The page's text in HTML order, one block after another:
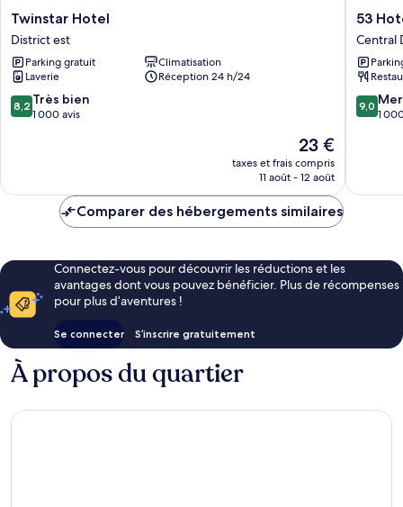
Twinstar
Hotel
District
est
Twinstar Hotel
District est
Parking gratuit
Climatisation
Laverie
Réception 24 h/24
8.2
sur
8,2 Très bien
1 000 avis
Le
nouveau
prix
de
23 €
taxes et frais compris
11 août - 12 août
53
Hotel
Central
District
53
Central
9.0
sur
9,0
1
Comparer des hébergements similaires
Connectez-vous pour découvrir les réductions et les
avantages dont vous pouvez bénéficier. Plus de récompenses
pour plus d’aventures !
Se connecter S’inscrire gratuitement
À propos du quartier